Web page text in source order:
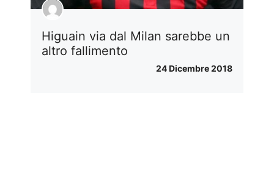
Higuain via dal Milan sarebbe un
altro fallimento
24 Dicembre 2018